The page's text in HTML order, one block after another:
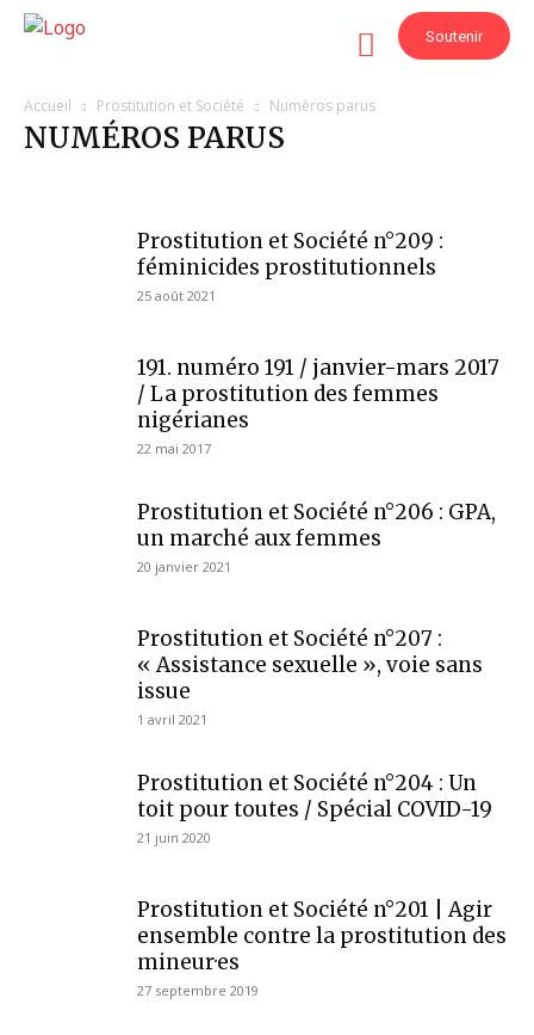
Soutenir
Accueil Prostitution et Société Numéros parus
NUMÉROS PARUS
Tribunes et interviews
Prostitution et Société n°209 :
féminicides prostitutionnels
25 août 2021
191. numéro 191 / janvier-mars 2017
/ La prostitution des femmes
nigérianes
22 mai 2017
Prostitution et Société n°206 : GPA,
un marché aux femmes
20 janvier 2021
Prostitution et Société n°207 :
« Assistance sexuelle », voie sans
issue
1 avril 2021
Prostitution et Société n°204 : Un
toit pour toutes / Spécial COVID-19
21 juin 2020
Prostitution et Société n°201 | Agir
ensemble contre la prostitution des
mineur·es
27 septembre 2019